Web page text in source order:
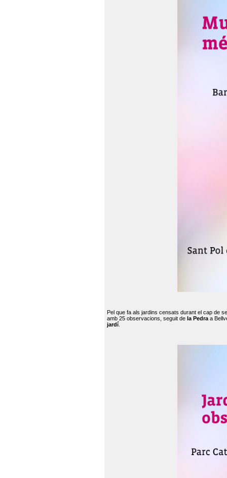
Pel que fa als jardins censats durant el cap de
amb 25 observacions, seguit de la Pedra a
jardí